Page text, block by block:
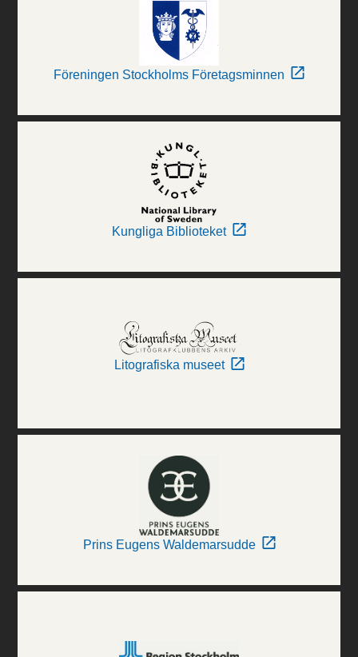
Föreningen Stockholms Företagsminnen
Kungliga Biblioteket
Litografiska museet
Prins Eugens Waldemarsudde